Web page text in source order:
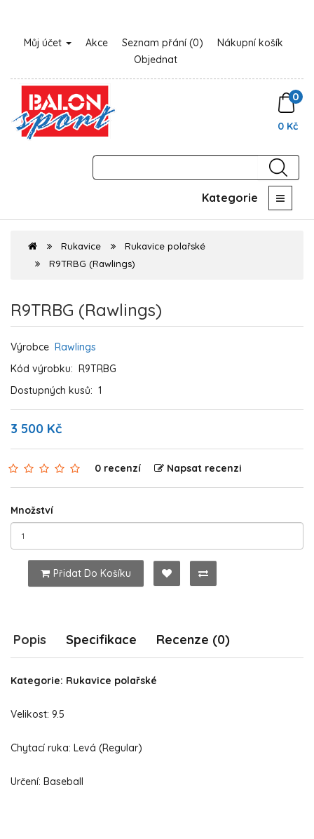
Můj účet Akce Seznam přání (0)
Nákupní košík
Objednat
0
0 Kč
Kategorie
Rukavice
Rukavice polařské
R9TRBG (Rawlings)
R9TRBG (Rawlings)
Výrobce Rawlings
Kód výrobku: R9TRBG
Dostupných kusů: 1
3 500 Kč
0 recenzí Napsat recenzi
Množství
Přidat Do Košíku
Popis Specifikace Recenze (0)
Kategorie: Rukavice polařské
Velikost: 9.5
Chytací ruka: Levá (Regular)
Určení: Baseball